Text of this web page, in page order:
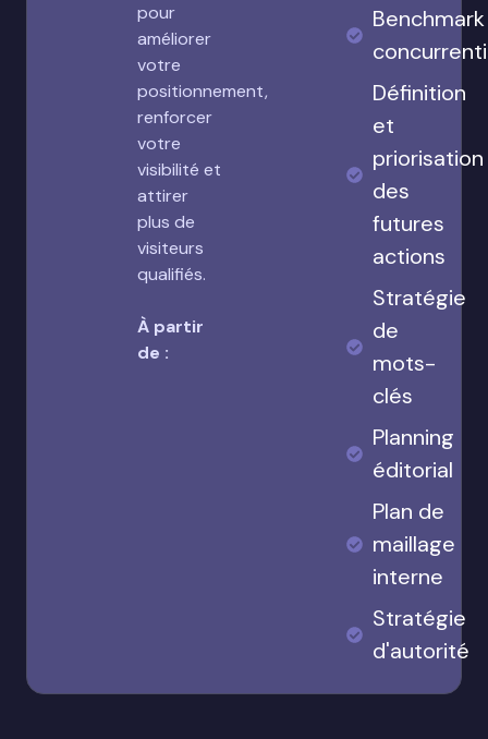
pour
améliorer
votre
positionnement,
renforcer
votre
visibilité et
attirer
plus de
visiteurs
qualifiés.
À partir
de :
Benchmark
Définition
et
priorisation
des
futures
actions
Stratégie
de
mots-
clés
Planning
éditorial
Plan de
maillage
interne
Stratégie
d'autorité